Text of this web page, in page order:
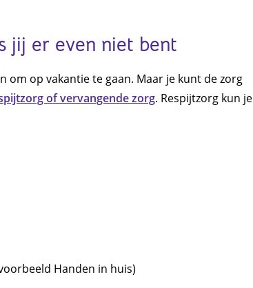
jij er even niet bent
om op vakantie te gaan. Maar je kunt de zorg
of vervangende zorg. Respijtzorg kun je
Handen in huis)